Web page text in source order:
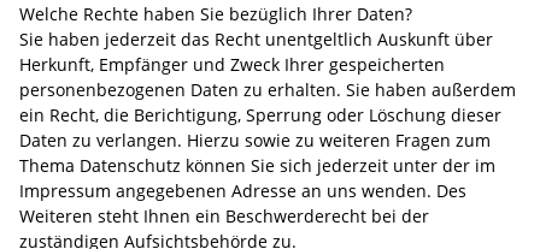
Welche Rechte haben Sie bezüglich Ihrer Daten?
Sie haben jederzeit das Recht unentgeltlich Auskunft über
Herkunft, Empfänger und Zweck Ihrer gespeicherten
personenbezogenen Daten zu erhalten. Sie haben außerdem
ein Recht, die Berichtigung, Sperrung oder Löschung dieser
Daten zu verlangen. Hierzu sowie zu weiteren Fragen zum
Thema Datenschutz können Sie sich jederzeit unter der im
Impressum angegebenen Adresse an uns wenden. Des
Weiteren steht Ihnen ein Beschwerderecht bei der
zuständigen Aufsichtsbehörde zu.